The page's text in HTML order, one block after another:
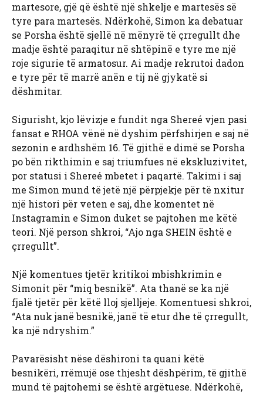
martesore, gjë që është një shkelje e martesës së
tyre para martesës. Ndërkohë, Simon ka debatuar
se Porsha është sjellë në mënyrë të çrregullt dhe
madje është paraqitur në shtëpinë e tyre me një
roje sigurie të armatosur. Ai madje rekrutoi dadon
e tyre për të marrë anën e tij në gjykatë si
dëshmitar.
Sigurisht, kjo lëvizje e fundit nga Shereé vjen pasi
fansat e RHOA vënë në dyshim përfshirjen e saj në
sezonin e ardhshëm 16. Të gjithë e dimë se Porsha
po bën rikthimin e saj triumfues në ekskluzivitet,
por statusi i Shereé mbetet i paqartë. Takimi i saj
me Simon mund të jetë një përpjekje për të nxitur
një histori për veten e saj, dhe komentet në
Instagramin e Simon duket se pajtohen me këtë
teori. Një person shkroi, “Ajo nga SHEIN është e
çrregullt”.
Një komentues tjetër kritikoi mbishkrimin e
Simonit për “miq besnikë”. Ata thanë se ka një
fjalë tjetër për këtë lloj sjelljeje. Komentuesi shkroi,
“Ata nuk janë besnikë, janë të etur dhe të çrregullt,
ka një ndryshim.”
Pavarësisht nëse dëshironi ta quani këtë
besnikëri, rrëmujë ose thjesht dëshpërim, të gjithë
mund të pajtohemi se është argëtuese. Ndërkohë,